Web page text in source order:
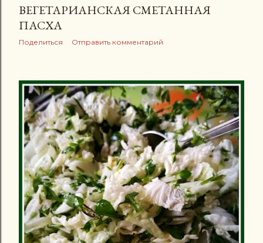
ВЕГЕТАРИАНСКАЯ СМЕТАННАЯ
ПАСХА
Поделиться Отправить комментарий